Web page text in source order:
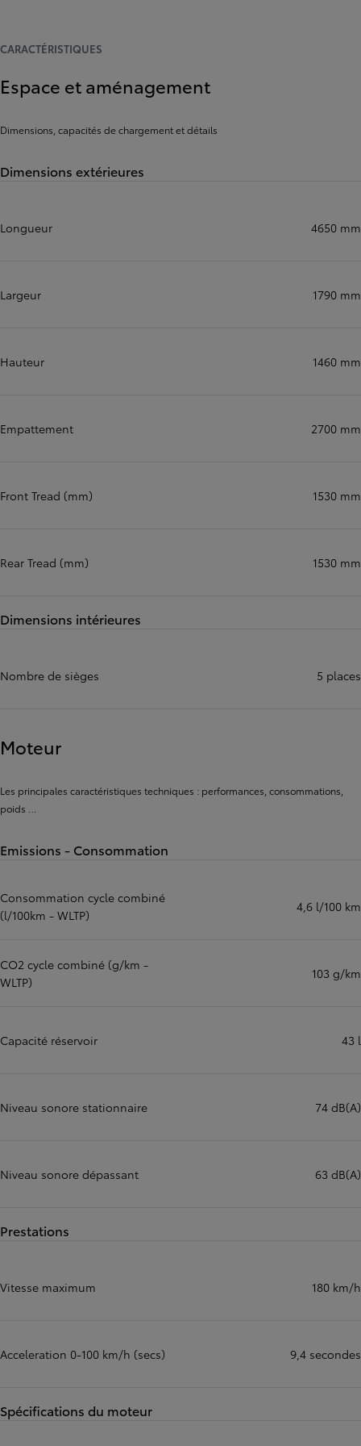
CARACTÉRISTIQUES
Espace et aménagement
Dimensions, capacités de chargement et détails
Dimensions extérieures
Longueur 4650 mm
Largeur 1790 mm
Hauteur 1460 mm
Empattement 2700 mm
Front Tread (mm) 1530 mm
Rear Tread (mm) 1530 mm
Dimensions intérieures
Nombre de sièges 5 places
Moteur
Les principales caractéristiques techniques : performances, consommations,
poids …
Emissions - Consommation
Consommation cycle combiné
(l/100km - WLTP)
4,6 l/100 km
CO2 cycle combiné (g/km -
WLTP)
103 g/km
Capacité réservoir 43 l
Niveau sonore stationnaire 74 dB(A)
Niveau sonore dépassant 63 dB(A)
Prestations
Vitesse maximum 180 km/h
Acceleration 0-100 km/h (secs) 9,4 secondes
Spécifications du moteur